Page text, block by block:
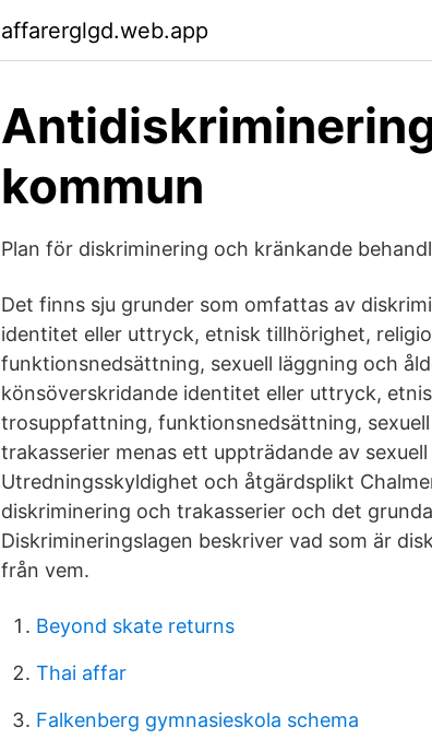
affarerglgd.web.app
kommun
Plan för diskriminering och kränkande
Det finns sju grunder som omfattas av
identitet eller uttryck, etnisk tillhörighet,
funktionsnedsättning, sexuell läggning och
könsöverskridande identitet eller uttryck,
trosuppfattning, funktionsnedsättning, sexuell
trakasserier menas ett uppträdande av
Utredningsskyldighet och åtgärdsplikt
diskriminering och trakasserier och det
Diskrimineringslagen beskriver vad som är
från vem.
Beyond skate returns
Thai affar
Falkenberg gymnasieskola schema